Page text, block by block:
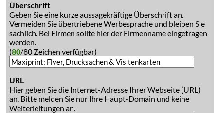
Überschrift
Geben Sie eine kurze aussagekräftige Überschrift an.
Vermeiden Sie übertriebene Werbesprache und bleiben Sie
sachlich. Bei Firmen sollte hier der Firmenname eingetragen
werden.
(80/80 Zeichen verfügbar)
URL
Hier geben Sie die Internet-Adresse Ihrer Webseite (URL)
an. Bitte melden Sie nur Ihre Haupt-Domain und keine
Weiterleitungen an.